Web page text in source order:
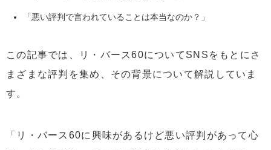
「悪い評判で言われていることは本当なのか？」
この記事では、リ・バース60についてSNSをもとにさ
まざまな評判を集め、その背景について解説していま
す。
「リ・バース60に興味があるけど悪い評判があって心